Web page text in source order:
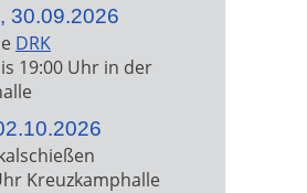
30.09.2026
DRK
19:00 Uhr in der
Kreuzkamphalle